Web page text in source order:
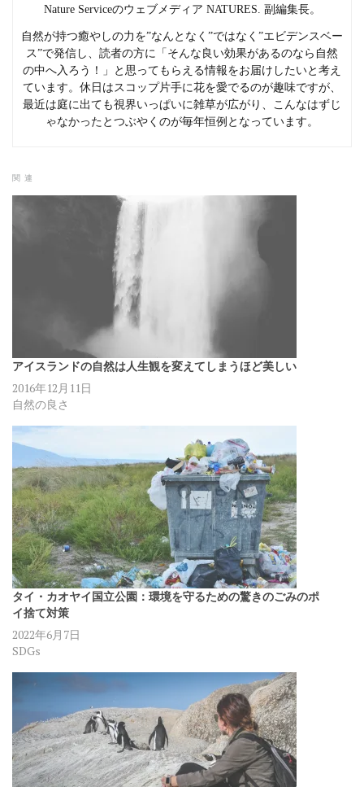
Nature Serviceのウェブメディア NATURES. 副編集長。
自然が持つ癒やしの力を”なんとなく”ではなく”エビデンスベー
ス”で発信し、読者の方に「そんな良い効果があるのなら自然
の中へ入ろう！」と思ってもらえる情報をお届けしたいと考え
ています。休日はスコップ片手に花を愛でるのが趣味ですが、
最近は庭に出ても視界いっぱいに雑草が広がり、こんなはずじ
ゃなかったとつぶやくのが毎年恒例となっています。
関連
アイスランドの自然は人生観を変えてしまうほど美しい
2016年12月11日
自然の良さ
タイ・カオヤイ国立公園：環境を守るための驚きのごみのポ
イ捨て対策
2022年6月7日
SDGs